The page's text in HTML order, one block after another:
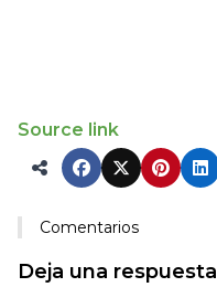
Source link
Comentarios
Deja una respuesta